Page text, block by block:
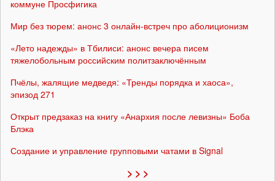
коммуне Просфигика
Мир без тюрем: анонс 3 онлайн-встреч про аболиционизм
«Лето надежды» в Тбилиси: анонс вечера писем
тяжелобольным российским политзаключённым
Пчёлы, жалящие медведя: «Тренды порядка и хаоса»,
эпизод 271
Открыт предзаказ на книгу «Анархия после левизны» Боба
Блэка
Создание и управление групповыми чатами в Signal
> > >